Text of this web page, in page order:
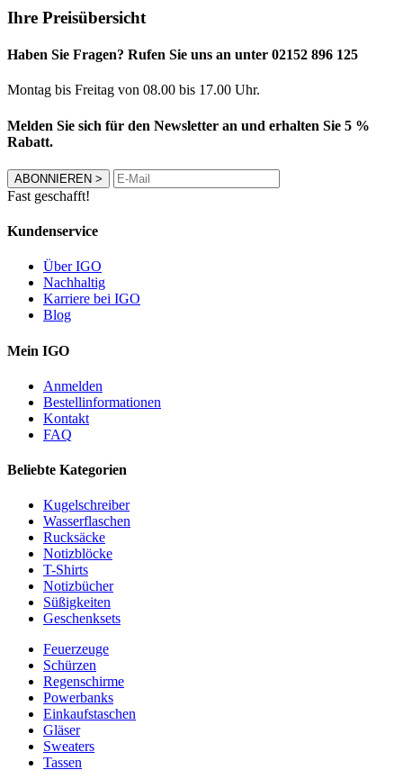
Ihre Preisübersicht
Haben Sie Fragen? Rufen Sie uns an unter 02152 896 125
Montag bis Freitag von 08.00 bis 17.00 Uhr.
Melden Sie sich für den Newsletter an und erhalten Sie 5 %
Rabatt.
ABONNIEREN >
Fast geschafft!
Kundenservice
Über IGO
Nachhaltig
Karriere bei IGO
Blog
Mein IGO
Anmelden
Bestellinformationen
Kontakt
FAQ
Beliebte Kategorien
Kugelschreiber
Wasserflaschen
Rucksäcke
Notizblöcke
T-Shirts
Notizbücher
Süßigkeiten
Geschenksets
Feuerzeuge
Schürzen
Regenschirme
Powerbanks
Einkaufstaschen
Gläser
Sweaters
Tassen